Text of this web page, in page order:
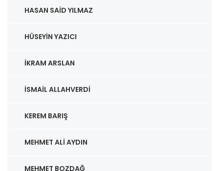
HASAN SAID YILMAZ
HÜSEYIN YAZICI
İKRAM ARSLAN
İSMAIL ALLAHVERDI
KEREM BARIŞ
MEHMET ALI AYDIN
MEHMET BOZDAĞ